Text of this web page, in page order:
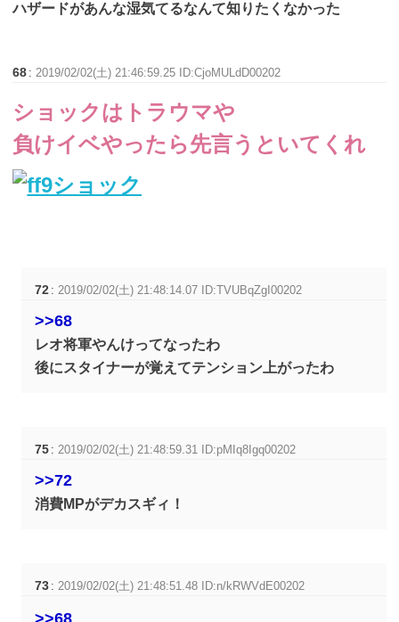
ハザードがあんな湿気てるなんて知りたくなかった
68 :2019/02/02(土) 21:46:59.25 ID:CjoMULdD00202
ショックはトラウマや
負けイベやったら先言うといてくれ
72 :2019/02/02(土) 21:48:14.07 ID:TVUBqZgI00202
>>68
レオ将軍やんけってなったわ
後にスタイナーが覚えてテンション上がったわ
75 :2019/02/02(土) 21:48:59.31 ID:pMIq8Igq00202
>>72
消費MPがデカスギィ！
73 :2019/02/02(土) 21:48:51.48 ID:n/kRWVdE00202